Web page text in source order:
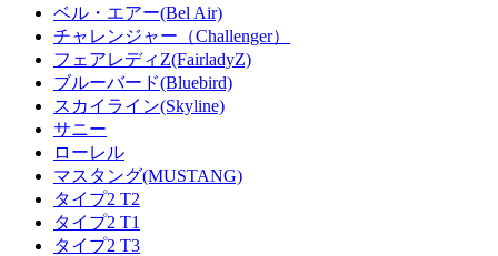
ベル・エアー(Bel Air)
チャレンジャー（Challenger）
フェアレディZ(FairladyZ)
ブルーバード(Bluebird)
スカイライン(Skyline)
サニー
ローレル
マスタング(MUSTANG)
タイプ2 T2
タイプ2 T1
タイプ2 T3